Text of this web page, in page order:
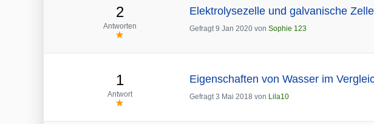
2
Antworten
Elektrolysezelle und galvanische
Gefragt 9 Jan 2020 von Sophie 123
1
Antwort
Eigenschaften von Wasser im
Gefragt 3 Mai 2018 von Lila10